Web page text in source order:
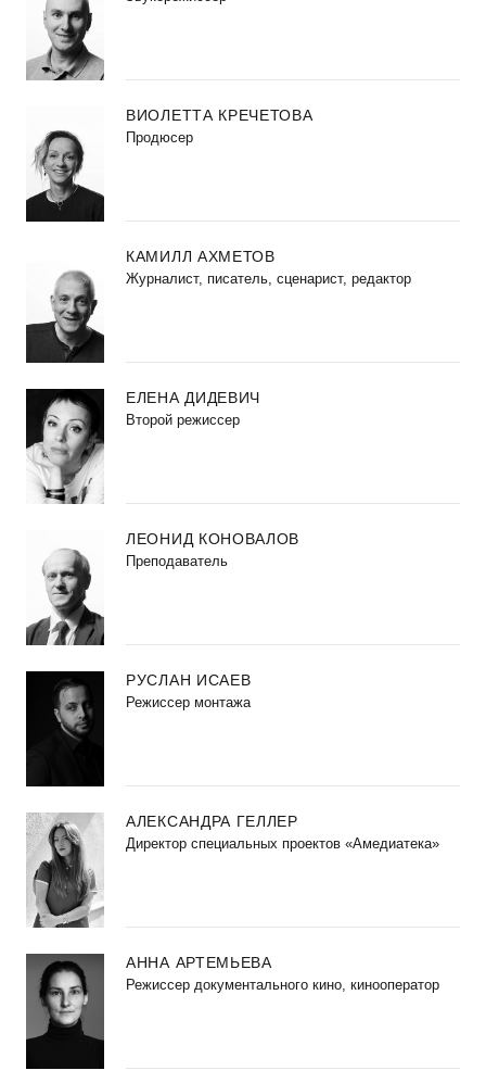
ВИОЛЕТТА КРЕЧЕТОВА
Продюсер
КАМИЛЛ АХМЕТОВ
Журналист, писатель, сценарист, редактор
ЕЛЕНА ДИДЕВИЧ
Второй режиссер
ЛЕОНИД КОНОВАЛОВ
Преподаватель
РУСЛАН ИСАЕВ
Режиссер монтажа
АЛЕКСАНДРА ГЕЛЛЕР
Директор специальных проектов «Амедиатека»
АННА АРТЕМЬЕВА
Режиссер документального кино, кинооператор